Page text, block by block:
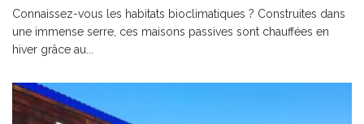
Connaissez-vous les habitats bioclimatiques ? Construites dans
une immense serre, ces maisons passives sont chauffées en
hiver grâce au